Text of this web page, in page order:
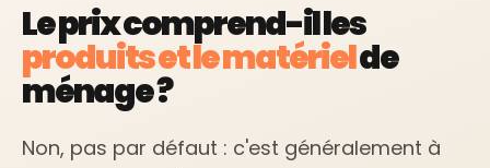
Le prix comprend-il les
produits et le matérielde
ménage ?
Non, pas par défaut : c'est généralement à